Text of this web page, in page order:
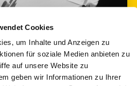
Cookies
um Inhalte und Anzeigen zu
für soziale Medien anbieten zu
auf unsere Website zu
geben wir Informationen zu Ihrer
UND HR-MANAGEMENT